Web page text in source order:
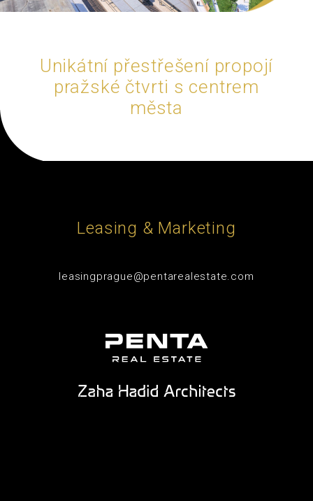
Unikátní přestřešení propojí
pražské čtvrti s centrem
města
Leasing & Marketing
leasingprague@pentarealestate.com